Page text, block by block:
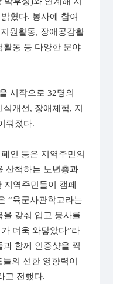
혔다. 봉사에 참여
지원활동, 장애공감활
활동 등 다양한 분야
시작으로 32명의
식개선 , 장애체험, 지
뤄졌다.
인 등은 지역주민의
산책하는 노년층과
지역주민들이 캠페
“육군사관학교라는
을 갖춰 입고 봉사를
더욱 와닿았다”라
과 함께 인증샷을 찍
의 선한 영향력이
고 전했다.